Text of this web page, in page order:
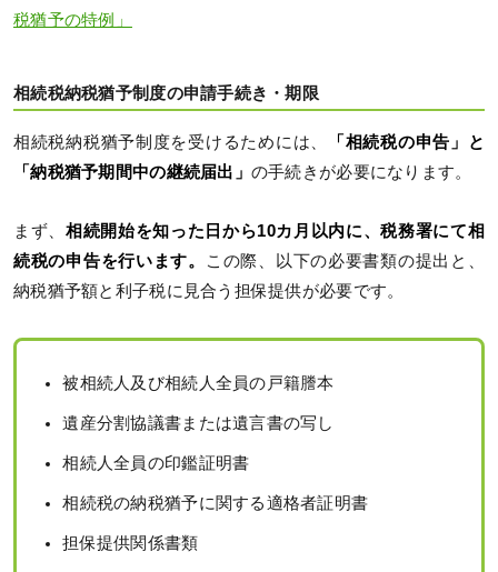
税猶予の特例」
相続税納税猶予制度の申請手続き・期限
相続税納税猶予制度を受けるためには、
「相続税の申告」と
「納税猶予期間中の継続届出」 の手続きが必要になります。
まず、相続開始を知った日から10カ月以内に、税務署にて相
続税の申告を行います。
この際、以下の必要書類の提出と、
納税猶予額と利子税に見合う担保提供が必要です。
被相続人及び相続人全員の戸籍謄本
遺産分割協議書または遺言書の写し
相続人全員の印鑑証明書
相続税の納税猶予に関する適格者証明書
担保提供関係書類